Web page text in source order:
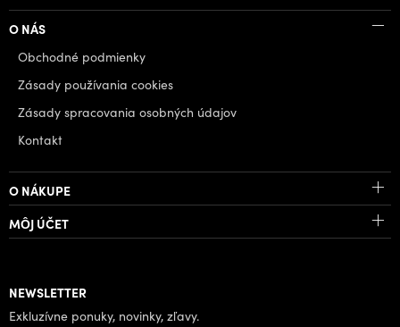
O NÁS
Obchodné podmienky
Zásady používania cookies
Zásady spracovania osobných údajov
Kontakt
O NÁKUPE
MÔJ ÚČET
NEWSLETTER
Exkluzívne ponuky, novinky, zľavy.